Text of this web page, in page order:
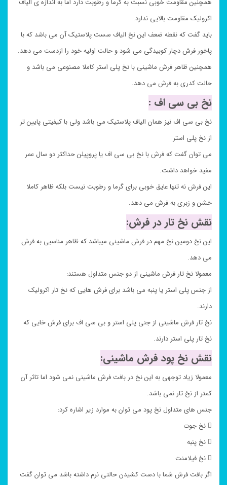
همچنین مقاومت خوبی نسبت به گرما و رطوبت دارد اما به اندازه ی الیاف
اکرولیک مقاومت بالایی ندارد.
باید گفت که نقطه ضعف این نخ الیاف سست پلاستیک آن می باشد که با
پاخور فرش دچار کوبیدگی می شود و حالت اولیه خود را ازدست می دهد.
همچنین ظاهر فرش ماشینی با نخ پلی استر کاملا مصنوعی می باشد و
حالت کدری به فرش می دهد.
نخ بی سی اف :
نخ بی سی اف نیز همان الیاف پلاستیک می باشد ولی با کیفیتی پایین تر
از نخ پلی استر
می توان گفت که فرش با نخ بی سی اف یا پروپیلن حداکثر دو سال عمر
مفید خواهد داشت.
این فرش نه تنها عایق خوبی برای گرما و رطوبت نیست بلکه ظاهر کاملا
خشن و زبری به فرش می دهد.
نقش نخ تار در فرش:
این نخ دومین نخ مهم در فرش ماشینی میباشد که ظاهر مناسبی به فرش
می دهد.
معمولا نخ تار فرش ماشینی از دو جنس متداول هستند:
از جنس پلی استر یا پنبه می باشد برای فرش هایی که نخ تار اکرولیک
دارند.
نخ تار فرش ماشینی از جنی پلی استر و بی سی اف برای فرش خایی که
نخ تار پلی استر دارند.
نقش نخ پود فرش ماشینی:
معمولا زیاد توجهی به این نخ در بافت فرش ماشینی نمی شود اما تاثر آن
کمتر از نخ تار نمی باشد.
جنس های متداول نخ پود می توان به موارد زیر اشاره کرد:
 نخ جوت
 نخ پنبه
 نخ فیلامنت
اگر بافت فرش شما با دست کشیدن حالتی نرم داشته باشد می توان گفت